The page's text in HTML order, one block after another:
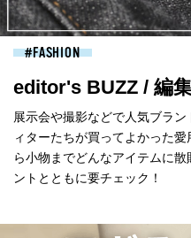
FASHION
editor's BUZZ / 編
展示会や撮影などで人気ブラ
ィターたちが買ってよかった
ら小物までどんなアイテムに
ントとともに要チェック！